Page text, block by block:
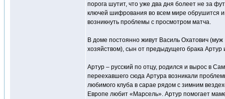
порога шутит, что уже два дня болеет не за
ключей шифрования во всем мире обрушится
возникнуть проблемы с просмотром матча.
В доме постоянно живут Василь Охатович
хозяйством), сын от предыдущего брака
Артур – русский по отцу, родился и вырос в
переехавшего сюда Артура возникали
любимого клуба в сарае рядом с зимним
Европе любит «Марсель». Артур помогает